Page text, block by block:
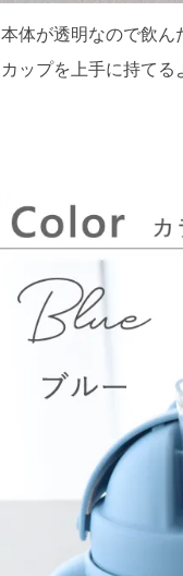
本体が透明なので飲ん
カップを上手に持てる